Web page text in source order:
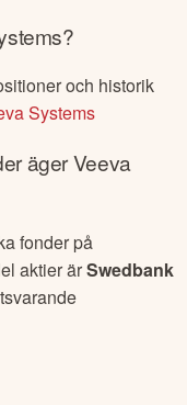
?
och historik
Systems
ägerVeeva
fonder på
aktier ärSwedbank